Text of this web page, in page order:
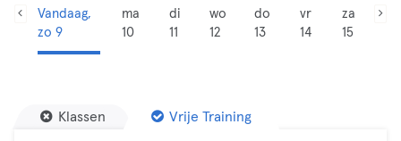
Vandaag,
zo 9
ma
10
di
11
wo
12
do
13
vr
14
za
15
Klassen Vrije Training